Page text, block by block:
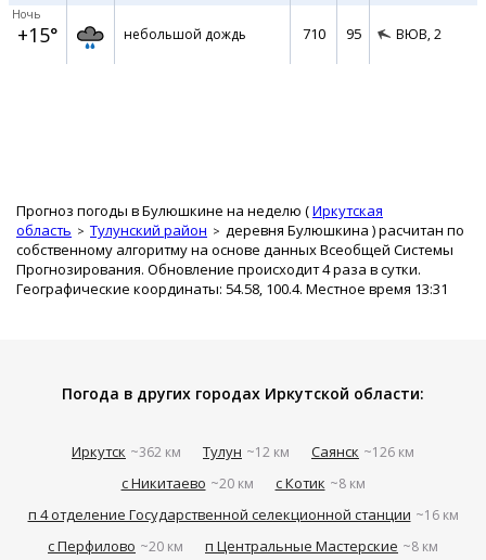
Ночь
+15° небольшой дождь 710 95 ВЮВ, 2
Прогноз погоды в Булюшкине на неделю (Иркутская
область
Тулунский район деревня Булюшкина ) расчитан по
собственному алгоритму на основе данных Всеобщей Системы
Прогнозирования. Обновление происходит 4 раза в сутки.
Географические координаты: 54.58, 100.4. Местное время 13:31
Погода в других городах Иркутской области:
Иркутск ~362 км Тулун ~12 км Саянск ~126 км
с Никитаево ~20 км с Котик ~8 км
п 4 отделение Государственной селекционной станции ~16 км
с Перфилово ~20 км п Центральные Мастерские ~8 км